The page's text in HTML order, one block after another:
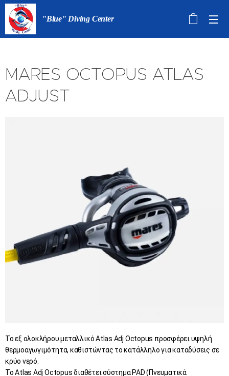
"Blue" Diving Center
MARES OCTOPUS ATLAS
ADJUST
Το εξ ολοκλήρου μεταλλικό Atlas Adj Octopus προσφέρει υψηλή
θερμοαγωγιμότητα, καθιστώντας το κατάλληλο για καταδύσεις σε
κρύο νερό.
Το Atlas Adj Octopus διαθέτει σύστημα PAD (Πνευματικά